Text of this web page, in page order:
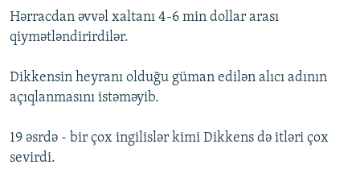
Hərracdan əvvəl xaltanı 4-6 min dollar arası
qiymətləndirirdilər.
Dikkensin heyranı olduğu güman edilən alıcı adının
açıqlanmasını istəməyib.
19 əsrdə - bir çox ingilislər kimi Dikkens də itləri çox
sevirdi.